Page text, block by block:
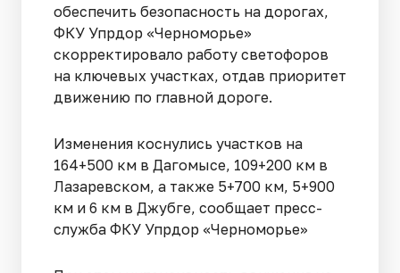
обеспечить безопасность на дорогах,
ФКУ Упрдор «Черноморье»
скорректировало работу светофоров
на ключевых участках, отдав приоритет
движению по главной дороге.
Изменения коснулись участков на
164+500 км в Дагомысе, 109+200 км в
Лазаревском, а также 5+700 км, 5+900
км и 6 км в Джубге, сообщает пресс-
служба ФКУ Упрдор «Черноморье»